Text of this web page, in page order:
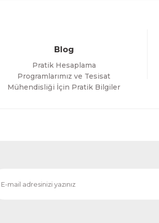
Blog
Pratik Hesaplama
Programlarımız ve Tesisat
Mühendisliği İçin Pratik Bilgiler